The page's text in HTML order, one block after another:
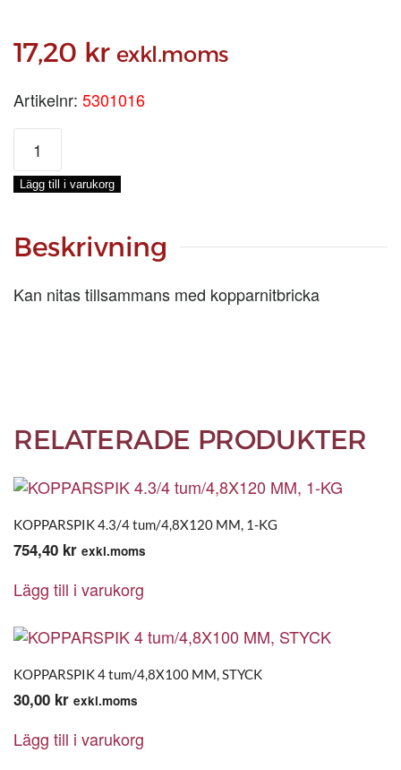
17,20 kr exkl.moms
Artikelnr: 5301016
KOPPARSPIK
tum/4,0X75
MM,
mängd
Lägg till i varukorg
Beskrivning
Kan nitas tillsammans med kopparnitbricka
RELATERADE PRODUKTER
KOPPARSPIK 4.3/4 tum/4,8X120 MM, 1-KG
754,40 kr exkl.moms
Lägg till i varukorg
KOPPARSPIK 4 tum/4,8X100 MM, STYCK
30,00 kr exkl.moms
Lägg till i varukorg